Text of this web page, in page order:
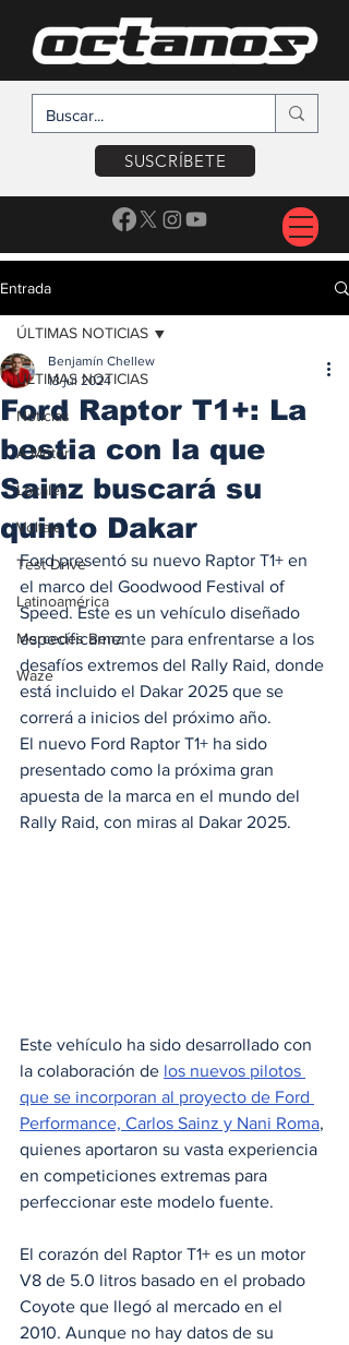
SUSCRÍBETE
Entrada
ÚLTIMAS NOTICIAS
Noticias
A Motor
Locales
Voltaje
Test Drive
Latinoamérica
Mercedes Benz
Waze
ÚLTIMAS NOTICIAS
Ford Raptor T1+: La
bestia con la que
Sainz buscará su
quinto Dakar
Benjamín Chellew
13 jul 2024
Ford presentó su nuevo Raptor T1+ en
el marco del Goodwood Festival of
Speed. Este es un vehículo diseñado
específicamente para enfrentarse a los
desafíos extremos del Rally Raid, donde
está incluido el Dakar 2025 que se
correrá a inicios del próximo año.
El nuevo Ford Raptor T1+ ha sido
presentado como la próxima gran
apuesta de la marca en el mundo del
Rally Raid, con miras al Dakar 2025.
Este vehículo ha sido desarrollado con
la colaboración de los nuevos pilotos
que se incorporan al proyecto de Ford
Performance, Carlos Sainz y Nani Roma,
quienes aportaron su vasta experiencia
en competiciones extremas para
perfeccionar este modelo fuente.
El corazón del Raptor T1+ es un motor
V8 de 5.0 litros basado en el probado
Coyote que llegó al mercado en el
2010. Aunque no hay datos de su